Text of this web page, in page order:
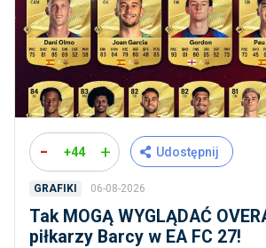
- +44 + Udostępnij
GRAFIKI 06-08-2026
Tak MOGĄ WYGLĄDAĆ
piłkarzy Barcy w EA FC 27!